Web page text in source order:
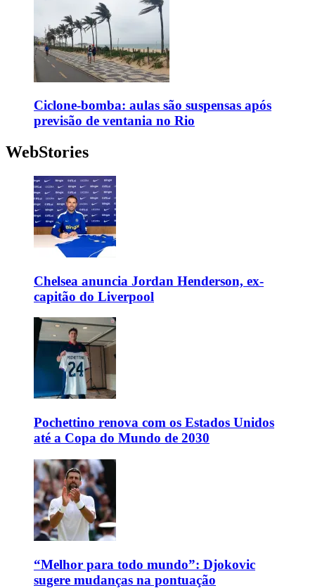
Ciclone-bomba: aulas são suspensas após
previsão de ventania no Rio
WebStories
Chelsea anuncia Jordan Henderson, ex-
capitão do Liverpool
Pochettino renova com os Estados Unidos
até a Copa do Mundo de 2030
“Melhor para todo mundo”: Djokovic
sugere mudanças na pontuação